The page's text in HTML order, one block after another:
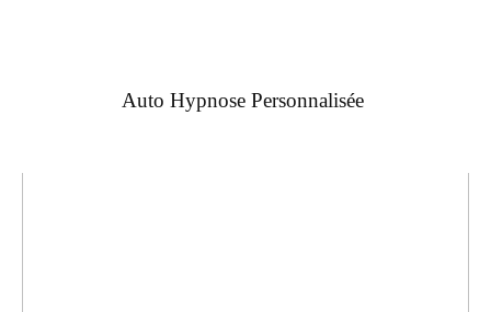
Auto Hypnose Personnalisée